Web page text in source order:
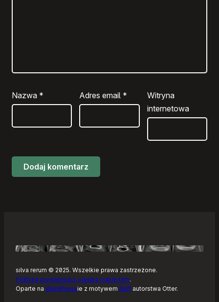
Nazwa * Adres email *
Witryna
internetowa
silva rerum © 2025. Wszelkie prawa zastrzeżone.
Polityka prywatności, ciastka i takie tam.
Oparte na WordPressie z motywem Raft autorstwa Otter.